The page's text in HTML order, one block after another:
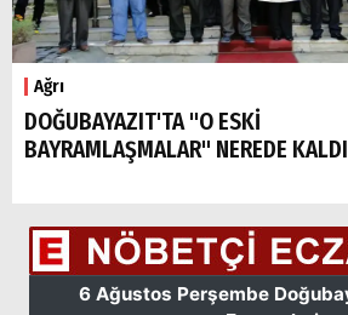
Ağrı
DOĞUBAYAZIT'TA "O ESKİ
BAYRAMLAŞMALAR" NEREDE KALDI